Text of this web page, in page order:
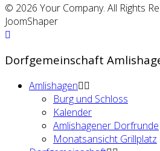
© 2026 Your Company. All Rights
JoomShaper
Dorfgemeinschaft
Amlishagen
Burg und Schloss
Kalender
Amlishagener Dorfrunde
Monatsansicht Grillplatz